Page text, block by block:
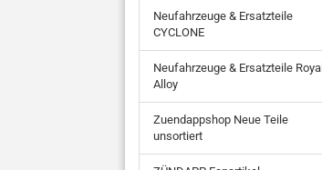
Neufahrzeuge & Ersatzteile
CYCLONE
Neufahrzeuge & Ersatzteile Royal
Alloy
Zuendappshop Neue Teile
unsortiert